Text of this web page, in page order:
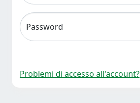
Password
Problemi di accesso all'account?